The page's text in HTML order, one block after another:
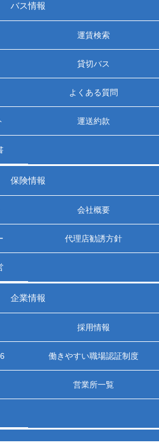
バス情報
運賃検索
貸切バス
よくある質問
運送約款
保険情報
会社概要
代理店勧誘方針
企業情報
採用情報
働きやすい職場認証制度
営業所一覧